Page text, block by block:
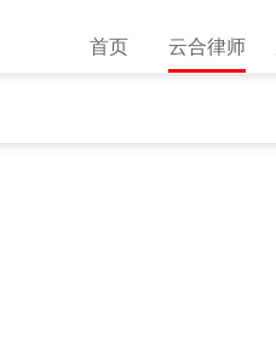
首页 云合律师